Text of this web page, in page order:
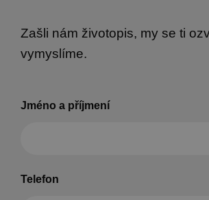
Zašli nám životopis, my se ti
vymyslíme.
Jméno a příjmení
Telefon